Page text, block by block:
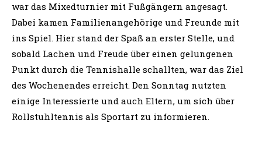
war das Mixedturnier mit Fußgängern angesagt.
Dabei kamen Familienangehörige und Freunde mit
ins Spiel. Hier stand der Spaß an erster Stelle, und
sobald Lachen und Freude über einen gelungenen
Punkt durch die Tennishalle schallten, war das Ziel
des Wochenendes erreicht. Den Sonntag nutzten
einige Interessierte und auch Eltern, um sich über
Rollstuhltennis als Sportart zu informieren.